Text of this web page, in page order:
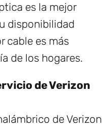
es la mejor
disponibilidad
cable es más
de los hogares.
de Verizon
de Verizon